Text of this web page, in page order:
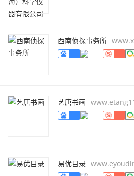
西南侦探事务所
艺唐书画
易优目录